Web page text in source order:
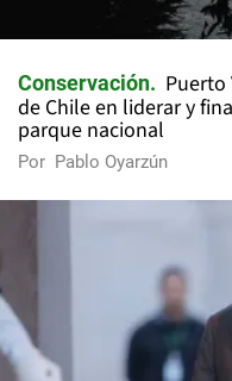
Conservación
Puerto
de Chile en liderar y
parque nacional
Por Pablo Oyarzún